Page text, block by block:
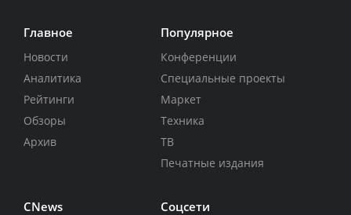
Главное
Новости
Аналитика
Рейтинги
Обзоры
Архив
Популярное
Конференции
Специальные проекты
Маркет
Техника
ТВ
Печатные издания
CNews Соцсети